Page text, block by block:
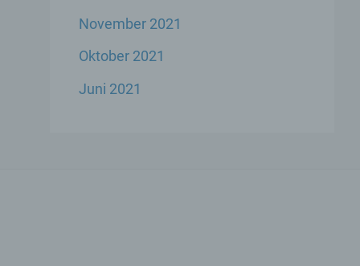
November 2021
Oktober 2021
Juni 2021